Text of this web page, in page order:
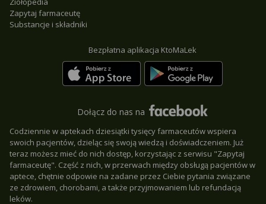
Zapytaj farmaceutę
Substancje i składniki
Bezpłatna aplikacja KtoMaLek
Dołącz do nas na
Codziennie w aptekach dziesiątki tysięcy farmaceutów wspiera
swoich pacjentów, dzieląc się swoją wiedzą i doświadczeniem. Już
teraz możesz mieć do nich dostęp, korzystając z serwisu "Zapytaj
farmaceutę". Część z nich, w przerwach między obsługą pacjentów w
aptece, chętnie odpowie na zadane przez Ciebie pytania związane
ze zdrowiem, chorobami, a także przyjmowaniem lub refundacją
leków.